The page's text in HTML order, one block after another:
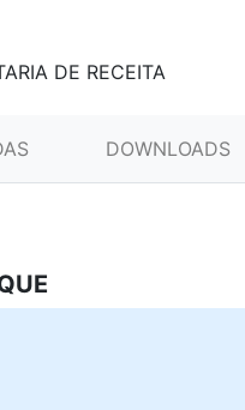
DE RECEITA
DOWNLOADS